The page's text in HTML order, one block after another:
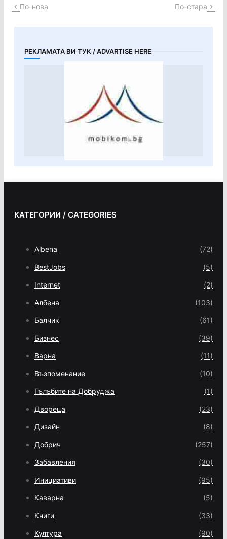
По-нова По-стара
РЕКЛАМАТА ВИ ТУК / ADVARTISE HERE
КАТЕГОРИИ / CATEGORIES
Albena (72)
BestJobs (5)
Internet (2)
Албена (103)
Балчик (61)
Бизнес (39)
Варна (11)
Възпоменание (10)
Гълъбите на Добруджа (1)
Двореца (23)
Дизайн (8)
Добрич (257)
Забавления (30)
Инициативи (95)
Каварна (5)
Книги (33)
Култура (90)